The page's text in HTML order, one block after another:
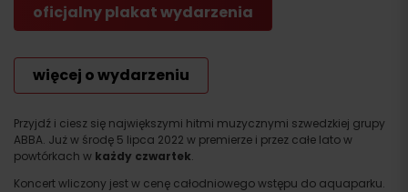
Przyjdź i ciesz się największymi hitmi muzycznymi szwedzkiej grupy
ABBA. Już w środę 5 lipca 2022 w premierze i przez całe lato w
powtórkach w każdy czwartek.
Koncert wliczony jest w cenę całodniowego wstępu do aquaparku.
oficjalny plakat wydarzenia
więcej o wydarzeniu